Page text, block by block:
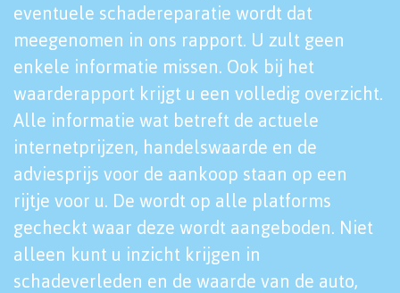
eventuele schadereparatie wordt dat
meegenomen in ons rapport. U zult geen
enkele informatie missen. Ook bij het
waarderapport krijgt u een volledig overzicht.
Alle informatie wat betreft de actuele
internetprijzen, handelswaarde en de
adviesprijs voor de aankoop staan op een
rijtje voor u. De wordt op alle platforms
gecheckt waar deze wordt aangeboden. Niet
alleen kunt u inzicht krijgen in
schadeverleden en de waarde van de auto,